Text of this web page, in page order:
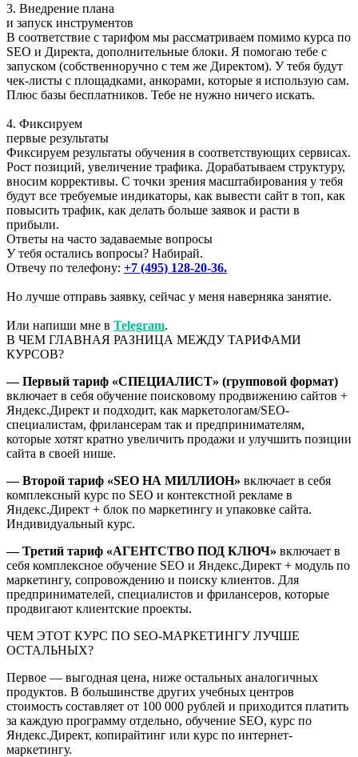
3. Внедрение плана
и запуск инструментов
В соответствие с тарифом мы рассматриваем помимо курса по
SEO и Директа, дополнительные блоки. Я помогаю тебе с
запуском (собственноручно с тем же Директом). У тебя будут
чек-листы с площадками, анкорами, которые я использую сам.
Плюс базы бесплатников. Тебе не нужно ничего искать.
4. Фиксируем
первые результаты
Фиксируем результаты обучения в соответствующих сервисах.
Рост позиций, увеличение трафика. Дорабатываем структуру,
вносим коррективы. С точки зрения масштабирования у тебя
будут все требуемые индикаторы, как вывести сайт в топ, как
повысить трафик, как делать больше заявок и расти в
прибыли.
Ответы на часто задаваемые вопросы
У тебя остались вопросы? Набирай.
Отвечу по телефону: +7 (495) 128-20-36.
Но лучше отправь заявку, сейчас у меня наверняка занятие.
Или напиши мне в Telegram.
В ЧЕМ ГЛАВНАЯ РАЗНИЦА МЕЖДУ ТАРИФАМИ
КУРСОВ?
— Первый тариф «СПЕЦИАЛИСТ» (групповой формат)
включает в себя обучение поисковому продвижению сайтов +
Яндекс.Директ и подходит, как маркетологам/SEO-
специалистам, фрилансерам так и предпринимателям,
которые хотят кратно увеличить продажи и улучшить позиции
сайта в своей нише.
— Второй тариф «SEO НА МИЛЛИОН» включает в себя
комплексный курс по SEO и контекстной рекламе в
Яндекс.Директ + блок по маркетингу и упаковке сайта.
Индивидуальный курс.
— Третий тариф «АГЕНТСТВО ПОД КЛЮЧ» включает в
себя комплексное обучение SEO и Яндекс.Директ + модуль по
маркетингу, сопровождению и поиску клиентов. Для
предпринимателей, специалистов и фрилансеров, которые
продвигают клиентские проекты.
ЧЕМ ЭТОТ КУРС ПО SEO-МАРКЕТИНГУ ЛУЧШЕ
ОСТАЛЬНЫХ?
Первое — выгодная цена, ниже остальных аналогичных
продуктов. В большинстве других учебных центров
стоимость составляет от 100 000 рублей и приходится платить
за каждую программу отдельно, обучение SEO, курс по
Яндекс.Директ, копирайтинг или курс по интернет-
маркетингу.